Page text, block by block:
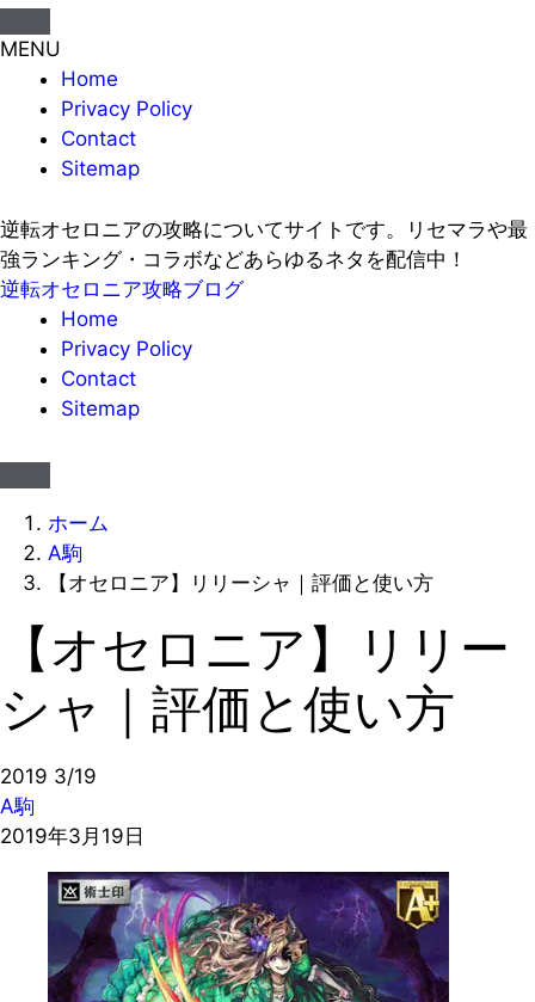
MENU
Home
Privacy Policy
Contact
Sitemap
逆転オセロニアの攻略についてサイトです。リセマラや最
強ランキング・コラボなどあらゆるネタを配信中！
逆転オセロニア攻略ブログ
Home
Privacy Policy
Contact
Sitemap
ホーム
A駒
【オセロニア】リリーシャ｜評価と使い方
【オセロニア】リリー
シャ｜評価と使い方
2019 3/19
A駒
2019年3月19日